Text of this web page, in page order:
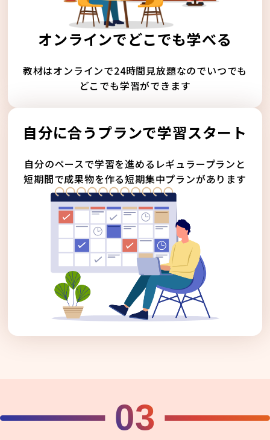
オンラインでどこでも学べる
教材はオンラインで24時間見放題なのでいつでも
どこでも学習ができます
自分に合うプランで学習スタート
自分のペースで学習を進めるレギュラープランと
短期間で成果物を作る短期集中プランがあります
03